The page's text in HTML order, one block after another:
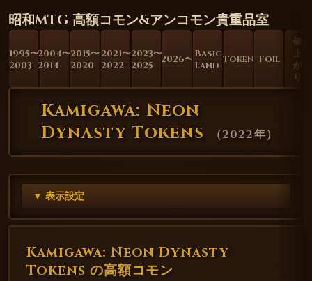
昭和MTG 高額コモン&アンコモン貴重品室
1995〜
2003
2004〜
2014
2015〜
2020
2021〜
2022
2023〜
2025
2026〜 Basic
Land Token Foil
値
上
が
り
Kamigawa: Neon
Dynasty Tokens
（2022年）
▼ 表示設定
Kamigawa: Neon Dynasty
Tokens の高額コモン